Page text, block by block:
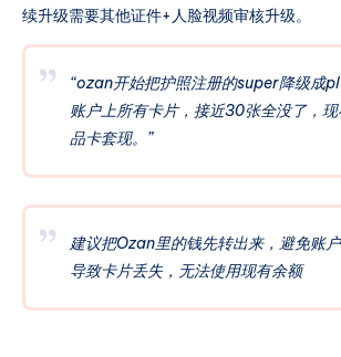
续升级需要其他证件+人脸视频审核升级。
“ozan开始把护照注册的super降级成
账户上所有卡片，接近30张全没了，
品卡套现。”
建议把Ozan里的钱先转出来，避免账户
导致卡片丢失，无法使用现有余额